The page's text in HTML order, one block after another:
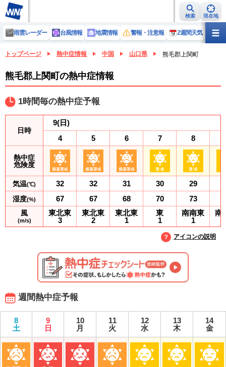
検索 現在地
雨雲レーダー 台風情報 地震情報 警報・注意報 2週間天気 ラ
トップページ 熱中症情報 中国 山口県 熊毛郡上関町
熊毛郡上関町の熱中症情報
1時間毎の熱中症予報
日時
熱中症
危険度
気温(℃)
湿度(%)
風
(m/s)
9(日)
4
32
67
東北東
3
5
32
67
東北東
2
6
31
68
東北東
1
7
30
70
東
1
8
29
73
南南東
1
南
アイコンの説明
週間熱中症予報
8
土
9
日
10
月
11
火
12
水
13
木
14
金